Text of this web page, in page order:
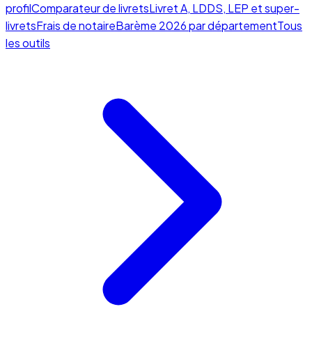
profilComparateur de livretsLivret A, LDDS, LEP et super-
livretsFrais de notaireBarème 2026 par départementTous
les outils